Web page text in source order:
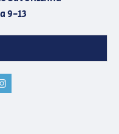
9-13